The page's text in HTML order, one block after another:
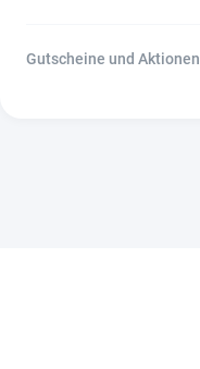
Gutscheine und Aktionen